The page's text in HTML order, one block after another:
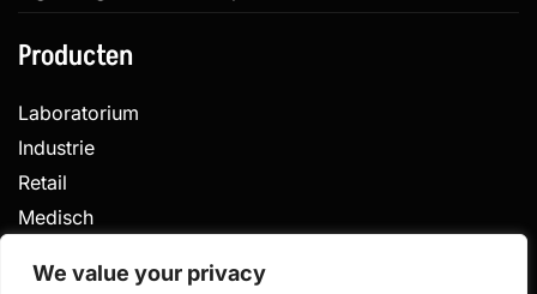
We value your privacy
Producten
Laboratorium
Industrie
Retail
Medisch